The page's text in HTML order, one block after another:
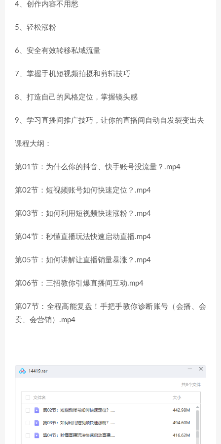
4、创作内容不用愁
5、轻松涨粉
6、安全有效转移私域流量
7、掌握手机短视频拍摄和剪辑技巧
8、打造自己的风格定位，掌握镜头感
9、学习直播间推广技巧，让你的直播间自动自发裂变出去
课程大纲：
第01节：为什么你的抖音、快手账号没流量？.mp4
第02节：短视频账号如何快速定位？.mp4
第03节：如何利用短视频快速涨粉？.mp4
第04节：秒懂直播玩法快速启动直播.mp4
第05节：如何讲解让直播销量暴涨？.mp4
第06节：三招教你引爆直播间互动.mp4
第07节：全程高能复盘！手把手教你诊断账号（会播、会
卖、会营销）.mp4